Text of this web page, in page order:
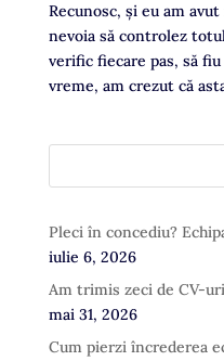
Recunosc, și eu am
nevoia să controlez
verific fiecare pas, să
vreme, am crezut că
Pleci în concediu?
iulie 6, 2026
Am trimis zeci de CV-
mai 31, 2026
Cum pierzi încrederea